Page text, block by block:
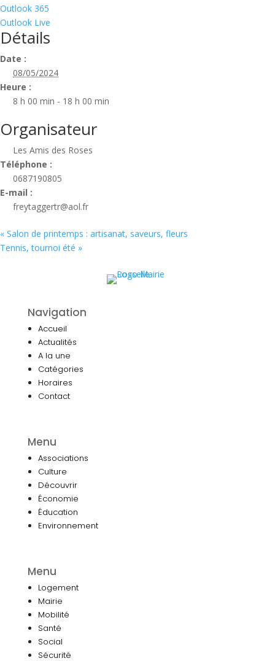
Outlook 365
Outlook Live
Détails
Date :
08/05/2024
Heure :
8 h 00 min - 18 h 00 min
Organisateur
Les Amis des Roses
Téléphone :
0687190805
E-mail :
freytaggertr@aol.fr
« Salon de printemps : artisanat, saveurs, fleurs
Tennis, tournoi été »
Navigation
Accueil
Actualités
A la une
Catégories
Horaires
Contact
Menu
Associations
Culture
Découvrir
Économie
Éducation
Environnement
Menu
Logement
Mairie
Mobilité
Santé
Social
Sécurité